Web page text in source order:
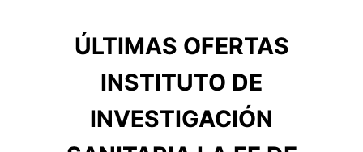
ÚLTIMAS OFERTAS
INSTITUTO DE
INVESTIGACIÓN